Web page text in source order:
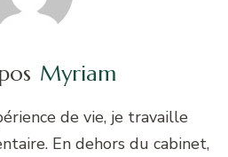
Myriam
de vie, je travaille
En dehors du cabinet,